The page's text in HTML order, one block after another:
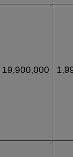
19,900,000